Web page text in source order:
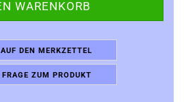
AUF DEN MERKZETTEL
FRAGE ZUM PRODUKT